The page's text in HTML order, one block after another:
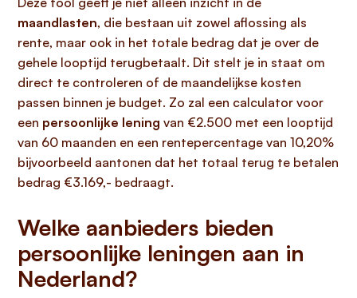
maandlasten, die bestaan uit zowel aflossing als
rente, maar ook in het totale bedrag dat je over de
gehele looptijd terugbetaalt. Dit stelt je in staat om
direct te controleren of de maandelijkse kosten
passen binnen je budget. Zo zal een calculator voor
een persoonlijke lening van €2.500 met een looptijd
van 60 maanden en een rentepercentage van 10,20%
bijvoorbeeld aantonen dat het totaal terug te betalen
bedrag €3.169,- bedraagt.
Welke aanbieders bieden
persoonlijke leningen aan in
Nederland?